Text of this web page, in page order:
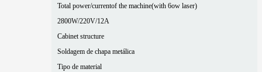
Total power/currentof the machine(with 6ow laser)
2800W/220V/12A
Cabinet structure
Soldagem de chapa metálica
Tipo de material